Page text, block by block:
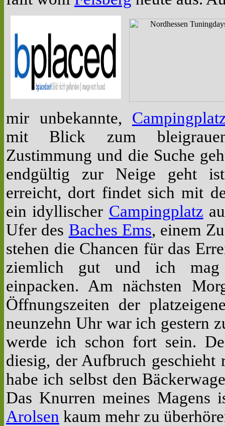
mir unbekannte,
mit Blick zum
Zustimmung und die Suche
endgültig zur Neige geht
erreicht, dort findet sich mit
ein idyllischer Campingplatz
Ufer des Baches Ems, einem
stehen die Chancen für das
ziemlich gut und ich mag
einpacken. Am nächsten
Öffnungszeiten der
neunzehn Uhr war ich gestern
werde ich schon fort sein.
diesig, der Aufbruch geschieht
habe ich selbst den
Das Knurren meines Magens
Arolsen kaum mehr zu